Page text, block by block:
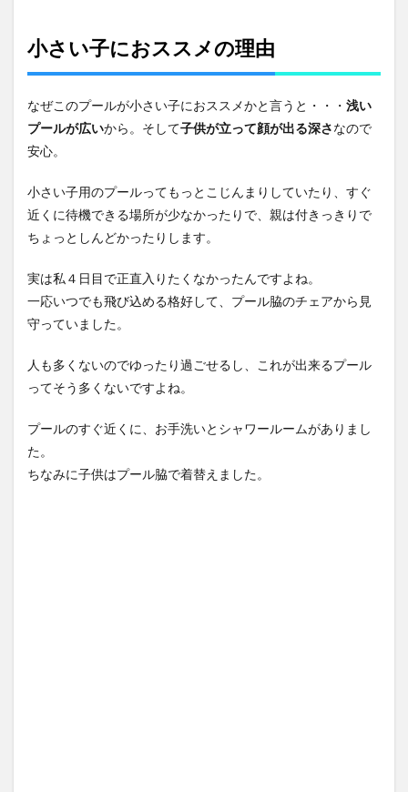
小さい子におススメの理由
なぜこのプールが小さい子におススメかと言うと・・・ 浅い
プールが広いから。そして子供が立って顔が出る深さなので
安心。
小さい子用のプールってもっとこじんまりしていたり、すぐ
近くに待機できる場所が少なかったりで、親は付きっきりで
ちょっとしんどかったりします。
実は私４日目で正直入りたくなかったんですよね。
一応いつでも飛び込める格好して、プール脇のチェアから見
守っていました。
人も多くないのでゆったり過ごせるし、これが出来るプール
ってそう多くないですよね。
プールのすぐ近くに、お手洗いとシャワールームがありまし
た。
ちなみに子供はプール脇で着替えました。